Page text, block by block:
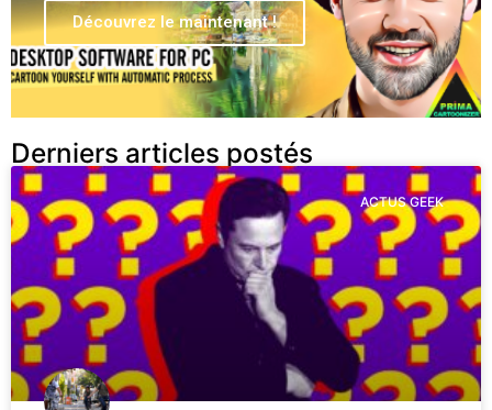
Découvrez le maintenant !
Derniers articles postés
ACTUS GEEK